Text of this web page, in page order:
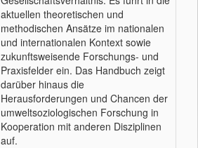
aktuellen theoretischen und
methodischen Ansätze im nationalen
und internationalen Kontext sowie
zukunftsweisende Forschungs- und
Praxisfelder ein. Das Handbuch zeigt
darüber hinaus die
Herausforderungen und Chancen der
umweltsoziologischen Forschung in
Kooperation mit anderen Disziplinen
auf.